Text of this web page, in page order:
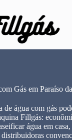
Gás em Paraíso
água com gás
Fillgás:
água em